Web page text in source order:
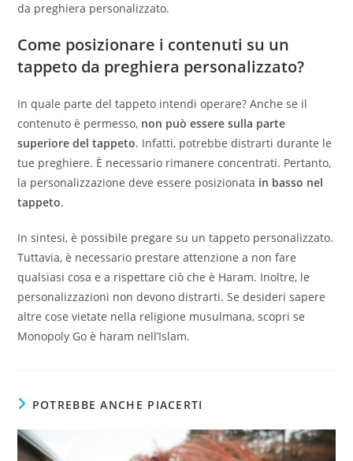
da preghiera personalizzato.
Come posizionare i contenuti su un
tappeto da preghiera personalizzato?
In quale parte del tappeto intendi operare? Anche se il
contenuto è permesso, non può essere sulla parte
superiore del tappeto. Infatti, potrebbe distrarti durante le
tue preghiere. È necessario rimanere concentrati. Pertanto,
la personalizzazione deve essere posizionata in basso nel
tappeto.
In sintesi, è possibile pregare su un tappeto personalizzato.
Tuttavia, è necessario prestare attenzione a non fare
qualsiasi cosa e a rispettare ciò che è Haram. Inoltre, le
personalizzazioni non devono distrarti. Se desideri sapere
altre cose vietate nella religione musulmana, scopri se
Monopoly Go è haram nell’Islam.
POTREBBE ANCHE PIACERTI